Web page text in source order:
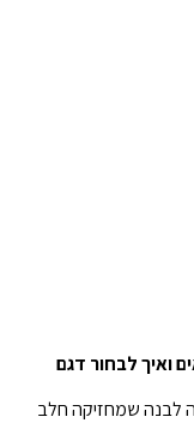
ואיך לבחור דגם
לבנה שמחזיקה חלב